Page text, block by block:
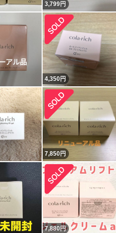
3,799円
4,350円
7,850円
7,880 円